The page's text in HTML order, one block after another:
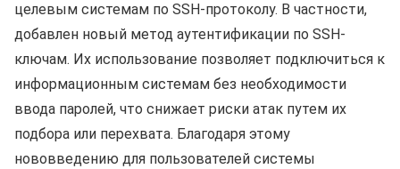
целевым системам по SSH-протоколу. В частности,
добавлен новый метод аутентификации по SSH-
ключам. Их использование позволяет подключиться к
информационным системам без необходимости
ввода паролей, что снижает риски атак путем их
подбора или перехвата. Благодаря этому
нововведению для пользователей системы